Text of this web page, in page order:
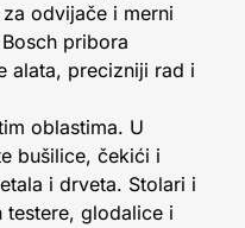
odvijače i merni
pribora
alata, precizniji rad i
oblastima. U
bušilice, čekići i
i drveta. Stolari i
glodalice i